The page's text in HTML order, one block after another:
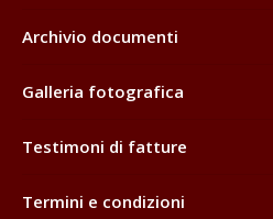
Archivio documenti
Galleria fotografica
Testimoni di fatture
Termini e condizioni